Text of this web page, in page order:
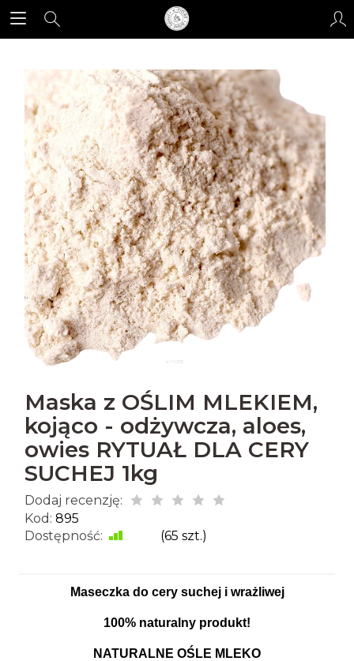
Maska z OŚLIM MLEKIEM,
kojąco - odżywcza, aloes,
owies RYTUAŁ DLA CERY
SUCHEJ 1kg
Dodaj recenzję:
Kod: 895
Dostępność:
(65 szt.)
Maseczka do cery suchej i wrażliwej
100% naturalny produkt!
NATURALNE OŚLE MLEKO